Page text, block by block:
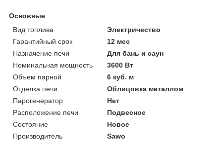
Основные
Вид топлива
Электричество
Гарантийный срок
12 мес
Назначение печи
Для бань и саун
Номинальная мощность
3600 Вт
Объем парной
6 куб. м
Отделка печи
Облицовка металлом
Парогенератор
Нет
Расположение печи
Подвесное
Состояние
Новое
Производитель
Sawo